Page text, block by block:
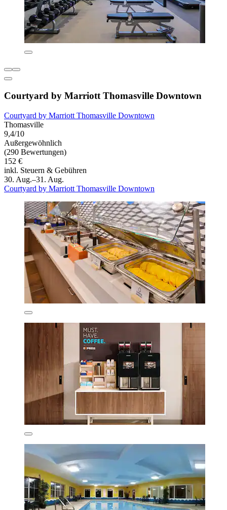
Courtyard by Marriott Thomasville Downtown
Courtyard by Marriott Thomasville Downtown
Thomasville
9,4/10
Außergewöhnlich
(290 Bewertungen)
152 €
inkl. Steuern & Gebühren
30. Aug.–31. Aug.
Courtyard by Marriott Thomasville Downtown